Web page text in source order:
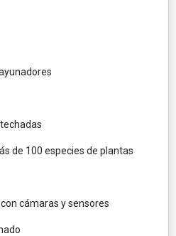
de 100 especies de plantas
cámaras y sensores